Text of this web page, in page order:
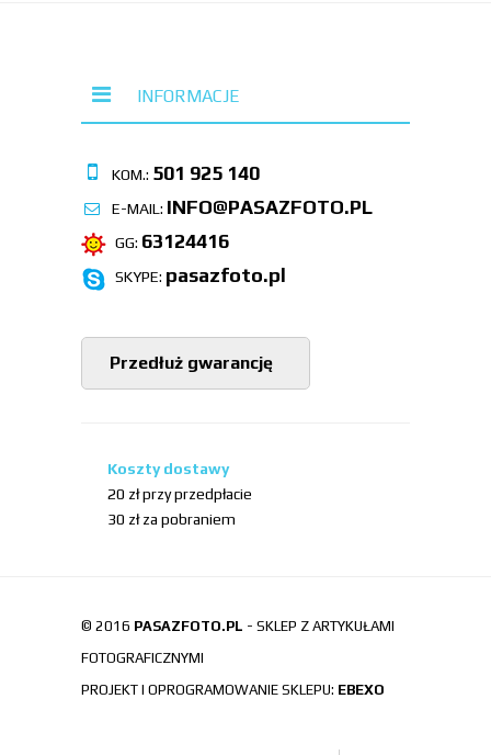
INFORMACJE
KOM.: 501 925 140
E-MAIL: INFO@PASAZFOTO.PL
GG: 63124416
SKYPE: pasazfoto.pl
Przedłuż gwarancję
Koszty dostawy
20 zł przy przedpłacie
30 zł za pobraniem
© 2016 PASAZFOTO.PL - SKLEP Z ARTYKUŁAMI
FOTOGRAFICZNYMI
PROJEKT I OPROGRAMOWANIE SKLEPU: EBEXO